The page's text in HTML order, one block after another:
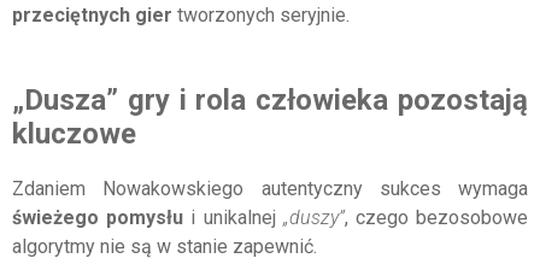
przeciętnych gier tworzonych seryjnie.
„Dusza” gry i rola człowieka pozostają
kluczowe
Zdaniem Nowakowskiego autentyczny sukces wymaga
świeżego pomysłu i unikalnej „duszy”, czego bezosobowe
algorytmy nie są w stanie zapewnić.